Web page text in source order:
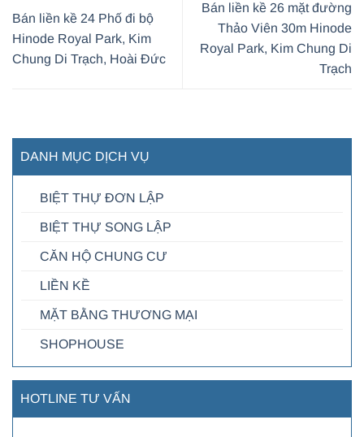
Bán liền kề 24 Phố đi bộ
Hinode Royal Park, Kim
Chung Di Trạch, Hoài Đức
Bán liền kề 26 mặt đường
Thảo Viên 30m Hinode
Royal Park, Kim Chung Di
Trạch
DANH MỤC DỊCH VỤ
BIỆT THỰ ĐƠN LẬP
BIỆT THỰ SONG LẬP
CĂN HỘ CHUNG CƯ
LIỀN KỀ
MẶT BẰNG THƯƠNG MẠI
SHOPHOUSE
HOTLINE TƯ VẤN